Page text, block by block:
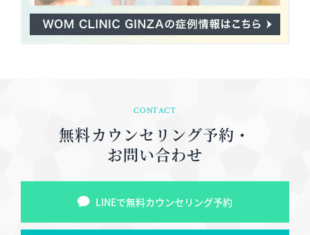
CONTACT
無料カウンセリング予約・
お問い合わせ
LINEで無料カウンセリング予約